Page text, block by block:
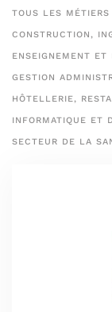
TOUS LES MÉTIERS
CONSTRUCTION,
ENSEIGNEMENT
GESTION
HÔTELLERIE,
INFORMATIQUE ET
SECTEUR DE LA